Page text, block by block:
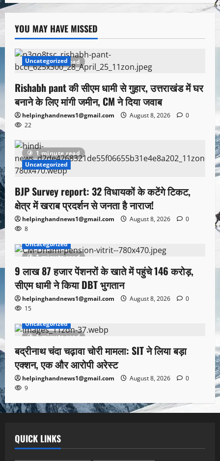
YOU MAY HAVE MISSED
1 minute read
Uncategorized
Rishabh pant की सीएम धामी से गुहार, उत्तराखंड में घर
बनाने के लिए मांगी जमीन, CM ने दिया जवाब
helpinghandnews1@gmail.com August 8, 2026
0
22
1 minute read
Uncategorized
BJP Survey report: 32 विधायकों के कटेंगे टिकट,
क्षेत्र में खराब प्रदर्शन से जनता है नाराज!
helpinghandnews1@gmail.com August 8, 2026
0
8
1 minute read
Uncategorized
9 लाख 87 हजार पेंशनरों के खाते में पहुंचे 146 करोड़,
सीएम धामी ने किया DBT भुगतान
helpinghandnews1@gmail.com August 8, 2026
0
15
1 minute read
Uncategorized
बद्रीनाथ चंदा चढ़ावा चोरी मामला: SIT ने लिया बड़ा
एक्शन, एक और आरोपी अरेस्ट
helpinghandnews1@gmail.com August 8, 2026
0
9
QUICK LINKS